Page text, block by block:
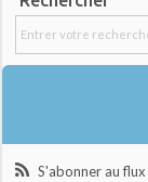
S'abonner au flux